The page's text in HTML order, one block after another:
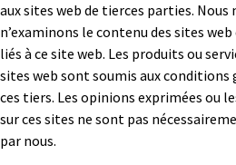
aux sites web de tierces parties. Nous
n’examinons le contenu des sites
liés à ce site web. Les produits ou
sites web sont soumis aux conditions
ces tiers. Les opinions exprimées ou
sur ces sites ne sont pas
par nous.